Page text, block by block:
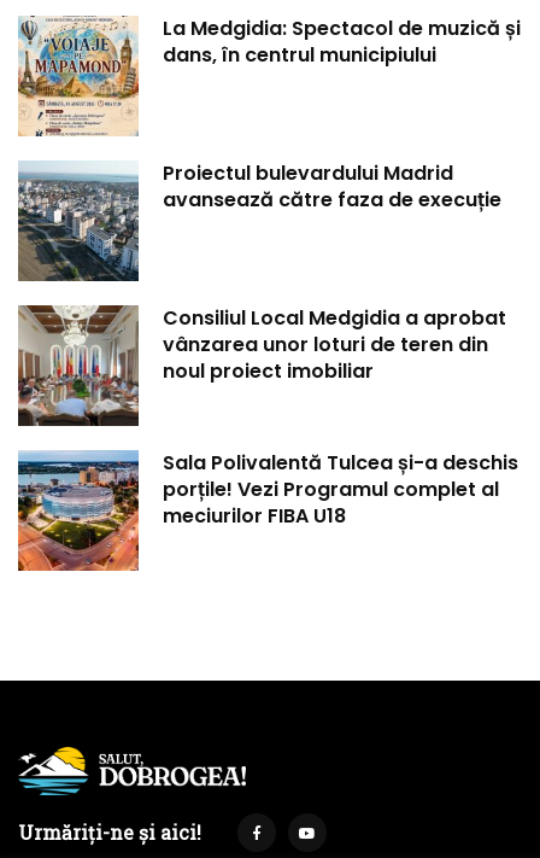
La Medgidia: Spectacol de muzică și
dans, în centrul municipiului
Proiectul bulevardului Madrid
avansează către faza de execuție
Consiliul Local Medgidia a aprobat
vânzarea unor loturi de teren din
noul proiect imobiliar
Sala Polivalentă Tulcea și-a deschis
porțile! Vezi Programul complet al
meciurilor FIBA U18
Urmăriți-ne și aici!